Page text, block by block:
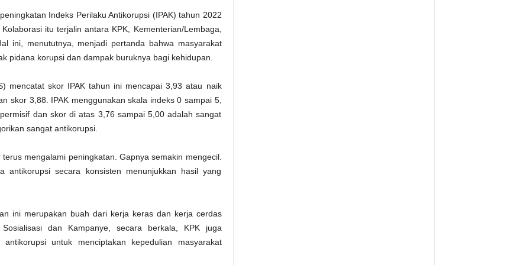
Indeks Perilaku Antikorupsi (IPAK) tahun 2022
itu terjalin antara KPK, Kementerian/Lembaga,
ini, menututnya, menjadi pertanda bahwa masyarakat
pidana korupsi dan dampak buruknya bagi kehidupan.
mencatat skor IPAK tahun ini mencapai 3,93 atau naik
skor 3,88. IPAK menggunakan skala indeks 0 sampai 5,
dan skor di atas 3,76 sampai 5,00 adalah sangat
sangat antikorupsi.
mengalami peningkatan. Gapnya semakin mengecil.
antikorupsi secara konsisten menunjukkan hasil yang
ini merupakan buah dari kerja keras dan kerja cerdas
dan Kampanye, secara berkala, KPK juga
untuk menciptakan kepedulian masyarakat